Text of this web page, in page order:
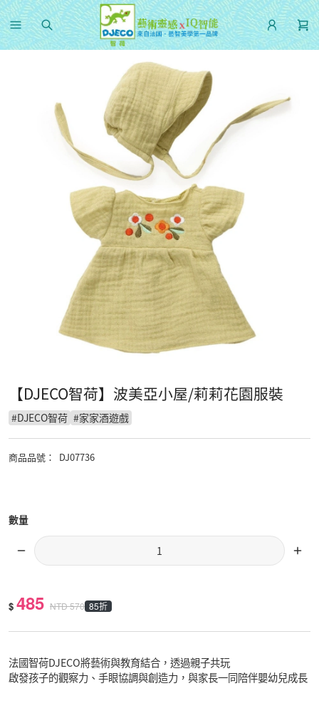
【DJECO智荷】波美亞小屋/莉莉花園服裝
#DJECO智荷 #家家酒遊戲
商品品號 ： DJ07736
數量
$ 485 NTD570 85折
法國智荷DJECO將藝術與教育結合，透過親子共玩
啟發孩子的觀察力、手眼協調與創造力，與家長一同陪伴嬰幼兒成長